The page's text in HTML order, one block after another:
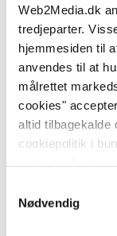
Web2Media.dk
tredjeparter.
hjemmesiden til
anvendes til at
målrettet
cookies"
altid tilbagekalde
cookiepolitik i
Nødvendig